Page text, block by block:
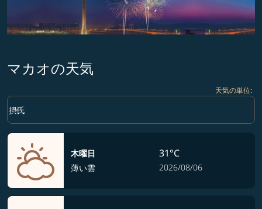
マカオの天気
天気の単位:
Weather unit option 摂氏 Selected
摂氏
keyboard_arrow_down
木曜日
薄い雲
31°C
2026/08/06